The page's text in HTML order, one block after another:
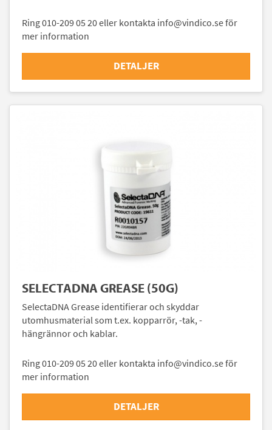
Ring 010-209 05 20 eller kontakta info@vindico.se för
mer information
DETALJER
SELECTADNA GREASE (50G)
SelectaDNA Grease identifierar och skyddar
utomhusmaterial som t.ex. kopparrör, -tak, -
hängrännor och kablar.
Ring 010-209 05 20 eller kontakta info@vindico.se för
mer information
DETALJER